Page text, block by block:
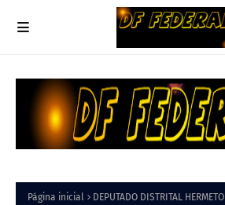
Página inicial DEPUTADO DISTRITAL HERMETO